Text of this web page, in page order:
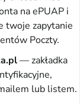
na ePUAP i
twoje zapytanie
Poczty.
— zakładka
lub listem.